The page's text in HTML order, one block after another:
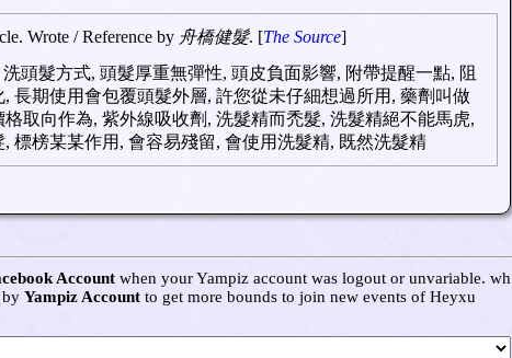
Wrote / Reference by 舟橋健髮. [The Source]
頭髮方式, 頭髮厚重無彈性, 頭皮負面影響, 附帶提醒一點, 阻
長期使用會包覆頭髮外層, 許您從未仔細想過所用, 藥劑叫做
取向作為, 紫外線吸收劑, 洗髮精而禿髮, 洗髮精絕不能馬虎,
標榜某某作用, 會容易殘留, 會使用洗髮精, 既然洗髮精
Accountwhen your Yampiz account was logout or unvariable. wh
by Yampiz Accountto get more bounds to join new events of Heyxu